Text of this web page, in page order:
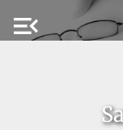
menu_open